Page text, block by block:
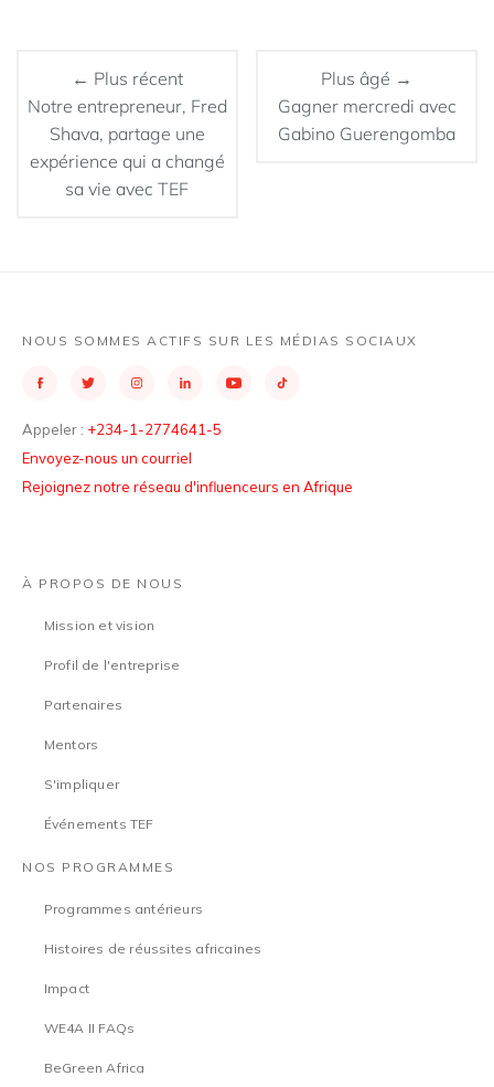
← Plus récent
Notre entrepreneur, Fred
Shava, partage une
expérience qui a changé
sa vie avec TEF
Plus âgé →
Gagner mercredi avec
Gabino Guerengomba
NOUS SOMMES ACTIFS SUR LES MÉDIAS SOCIAUX
Appeler : +234-1-2774641-5
Envoyez-nous un courriel
Rejoignez notre réseau d'influenceurs en Afrique
À PROPOS DE NOUS
Mission et vision
Profil de l'entreprise
Partenaires
Mentors
S'impliquer
Événements TEF
NOS PROGRAMMES
Programmes antérieurs
Histoires de réussites africaines
Impact
WE4A II FAQs
BeGreen Africa